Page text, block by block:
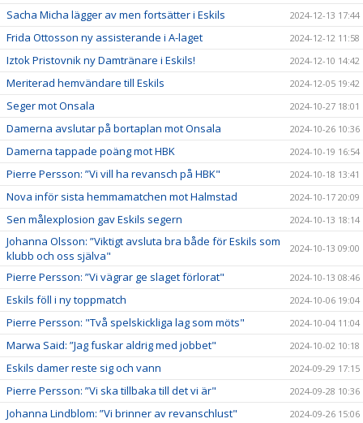
Sacha Micha lägger av men fortsätter i Eskils 2024-12-13 17:44
Frida Ottosson ny assisterande i A-laget 2024-12-12 11:58
Iztok Pristovnik ny Damtränare i Eskils! 2024-12-10 14:42
Meriterad hemvändare till Eskils 2024-12-05 19:42
Seger mot Onsala 2024-10-27 18:01
Damerna avslutar på bortaplan mot Onsala 2024-10-26 10:36
Damerna tappade poäng mot HBK 2024-10-19 16:54
Pierre Persson: ”Vi vill ha revansch på HBK" 2024-10-18 13:41
Nova inför sista hemmamatchen mot Halmstad 2024-10-17 20:09
Sen målexplosion gav Eskils segern 2024-10-13 18:14
Johanna Olsson: ”Viktigt avsluta bra både för Eskils som
klubb och oss själva"
2024-10-13 09:00
Pierre Persson: ”Vi vägrar ge slaget förlorat" 2024-10-13 08:46
Eskils föll i ny toppmatch 2024-10-06 19:04
Pierre Persson: "Två spelskickliga lag som möts" 2024-10-04 11:04
Marwa Said: ”Jag fuskar aldrig med jobbet" 2024-10-02 10:18
Eskils damer reste sig och vann 2024-09-29 17:15
Pierre Persson: ”Vi ska tillbaka till det vi är" 2024-09-28 10:36
Johanna Lindblom: ”Vi brinner av revanschlust" 2024-09-26 15:06